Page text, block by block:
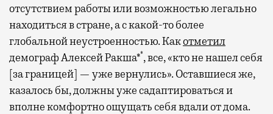
отсутствием работы или возможностью легально
находиться в стране, а с какой-то более
глобальной неустроенностью. Какотметил
демограф Алексей Ракша**, все, «кто не нашел себя
[за границей] — уже вернулись». Оставшиеся же,
казалось бы, должны уже садаптироваться и
вполне комфортно ощущать себя вдали от дома.